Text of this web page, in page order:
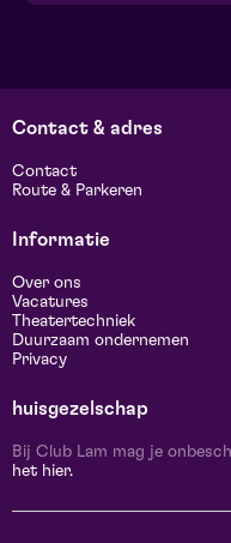
Contact & adres
Contact
Route & Parkeren
Informatie
Over ons
Vacatures
Theatertechniek
Duurzaam ondernemen
Privacy
huisgezelschap
Bij Club Lam mag je
het hier.